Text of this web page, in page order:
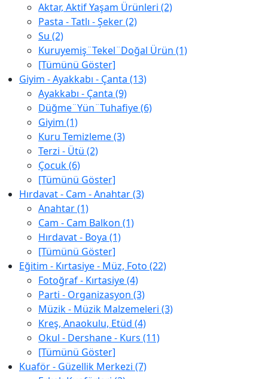
Aktar, Aktif Yaşam Ürünleri (2)
Pasta - Tatlı - Şeker (2)
Su (2)
Kuruyemiş¨Tekel¨Doğal Ürün (1)
[Tümünü Göster]
Giyim - Ayakkabı - Çanta (13)
Ayakkabı - Çanta (9)
Düğme¨Yün¨Tuhafiye (6)
Giyim (1)
Kuru Temizleme (3)
Terzi - Ütü (2)
Çocuk (6)
[Tümünü Göster]
Hırdavat - Cam - Anahtar (3)
Anahtar (1)
Cam - Cam Balkon (1)
Hırdavat - Boya (1)
[Tümünü Göster]
Eğitim - Kırtasiye - Müz, Foto (22)
Fotoğraf - Kırtasiye (4)
Parti - Organizasyon (3)
Müzik - Müzik Malzemeleri (3)
Kreş, Anaokulu, Etüd (4)
Okul - Dershane - Kurs (11)
[Tümünü Göster]
Kuaför - Güzellik Merkezi (7)